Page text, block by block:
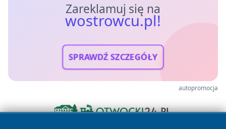
Zareklamuj się na
wostrowcu.pl!
SPRAWDŹ SZCZEGÓŁY
autopromocja